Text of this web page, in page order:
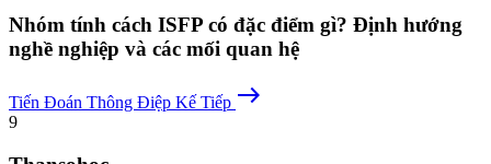
Nhóm tính cách ISFP có đặc điểm gì? Định hướng
nghề nghiệp và các mối quan hệ
Tiến Đoán Thông Điệp Kế Tiếp east
9